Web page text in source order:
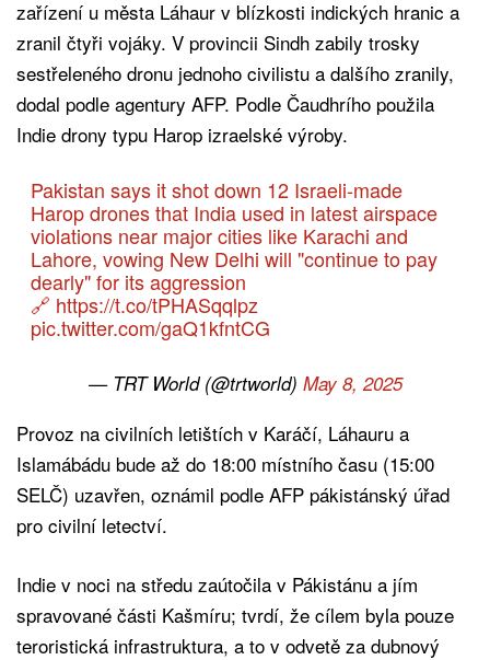
zařízení u města Láhaur v blízkosti indických hranic a
zranil čtyři vojáky. V provincii Sindh zabily trosky
sestřeleného dronu jednoho civilistu a dalšího zranily,
dodal podle agentury AFP. Podle Čaudhrího použila
Indie drony typu Harop izraelské výroby.
Pakistan says it shot down 12 Israeli-made
Harop drones that India used in latest airspace
violations near major cities like Karachi and
Lahore, vowing New Delhi will "continue to pay
dearly" for its aggression
🔗 https://t.co/tPHASqqlpz
pic.twitter.com/gaQ1kfntCG
— TRT World (@trtworld) May 8, 2025
Provoz na civilních letištích v Karáčí, Láhauru a
Islamábádu bude až do 18:00 místního času (15:00
SELČ) uzavřen, oznámil podle AFP pákistánský úřad
pro civilní letectví.
Indie v noci na středu zaútočila v Pákistánu a jím
spravované části Kašmíru; tvrdí, že cílem byla pouze
teroristická infrastruktura, a to v odvetě za dubnový